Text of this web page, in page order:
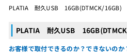
PLATIA 耐久USB 16GB(DTMCK/16GB)
PLATIA 耐久USB
お客様で取付できるのか？できないの